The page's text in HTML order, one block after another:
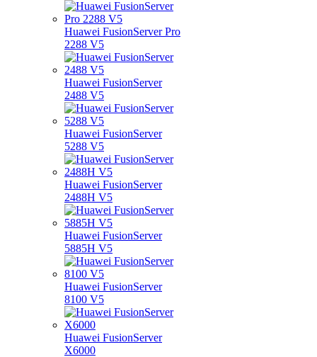
Huawei FusionServer Pro
2288 V5
Huawei FusionServer
2488 V5
Huawei FusionServer
5288 V5
Huawei FusionServer
2488H V5
Huawei FusionServer
5885H V5
Huawei FusionServer
8100 V5
Huawei FusionServer
X6000